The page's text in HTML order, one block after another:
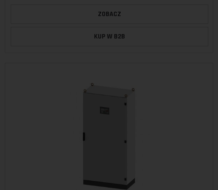
ZOBACZ
KUP W B2B